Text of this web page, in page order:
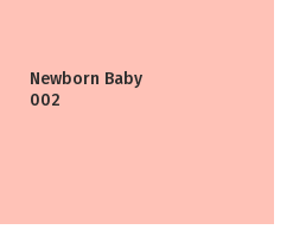
Newborn Baby
002